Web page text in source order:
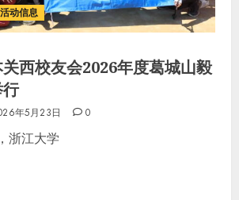
活动信息
西校友会2026年度葛城山毅
年5月23日 0
浙江大学